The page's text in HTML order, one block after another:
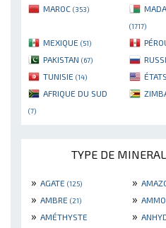
MAROC (353)
(1717)
MEXIQUE (51)
PAKISTAN (67)
TUNISIE (14)
AFRIQUE DU SUD
(7)
TYPE DE MINERAL
» AGATE (125) »
» AMBRE (21) »
» AMÉTHYSTE »